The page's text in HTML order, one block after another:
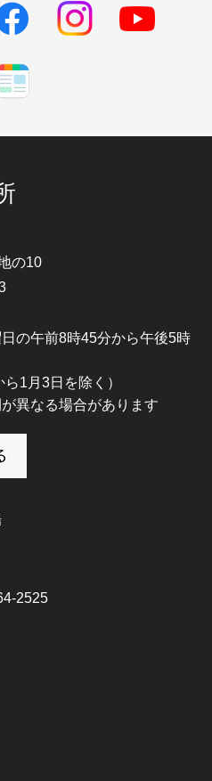
の10
の午前8時45分から午後5時
1月3日を除く）
異なる場合があります
2525